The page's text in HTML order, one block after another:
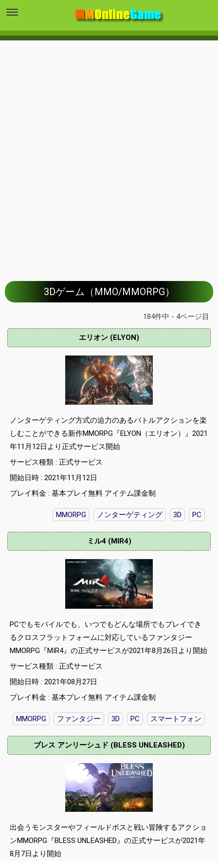
3Dゲーム（MMO/MMORPG）
184件中 - 4ページ目
エリオン (ELYON)
ノンターゲティング方式の迫力のあるバトルアクションを楽
しむことができる新作MMORPG『ELYON（エリオン）』2021
年11月12日より正式サービス開始
サービス種類 : 正式サービス
開始日時 : 2021年11月12日
プレイ料金 : 基本プレイ無料 アイテム課金制
MMORPG ノンターゲティング 3D PC
ミル4 (MIR4)
PCでもモバイルでも、いつでもどんな場所でもプレイでき
るクロスフラットフォームに対応しているファンタジー
MMORPG『MIR4』の正式サービスが2021年8月26日より開始
サービス種類 : 正式サービス
開始日時 : 2021年08月27日
プレイ料金 : 基本プレイ無料 アイテム課金制
MMORPG ファンタジー 3D PC スマートフォン
ブレス アンリーシュド (BLESS UNLEASHED)
出会うモンスターやフィールドボスと戦い冒険するアクショ
ンMMORPG『BLESS UNLEASHED』の正式サービスが2021年
8月7日より開始